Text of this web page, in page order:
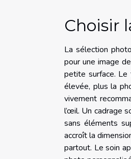
Choisir
La sélection
pour une image
petite surface. Le
élevée, plus la
vivement
l’œil. Un cadrage
sans éléments
accroît la
partout. Le soin